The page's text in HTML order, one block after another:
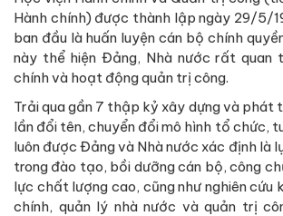
Hành chính) được thành lập ngày 29/5/
ban đầu là huấn luyện cán bộ chính
này thể hiện Đảng, Nhà nước rất quan
chính và hoạt động quản trị công.
Trải qua gần 7 thập kỷ xây dựng và phát
lần đổi tên, chuyển đổi mô hình tổ chức,
luôn được Đảng và Nhà nước xác định là
trong đào tạo, bồi dưỡng cán bộ, công
lực chất lượng cao, cũng như nghiên cứu
chính, quản lý nhà nước và quản trị